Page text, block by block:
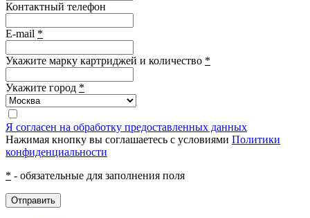
Контактный телефон
E-mail *
Укажите марку картриджей и количество *
Укажите город *
Я согласен на обработку предоставленных данных
Нажимая кнопку вы соглашаетесь с условиями Политики
конфиденциальности
* - обязательные для заполнения поля
Отправить